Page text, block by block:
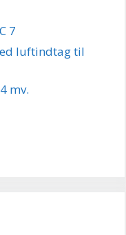
7
luftindtag til
mv.